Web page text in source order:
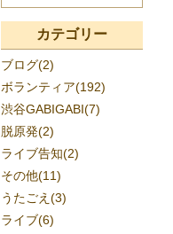
カテゴリー
ブログ(2)
ボランティア(192)
渋谷GABIGABI(7)
脱原発(2)
ライブ告知(2)
その他(11)
うたごえ(3)
ライブ(6)